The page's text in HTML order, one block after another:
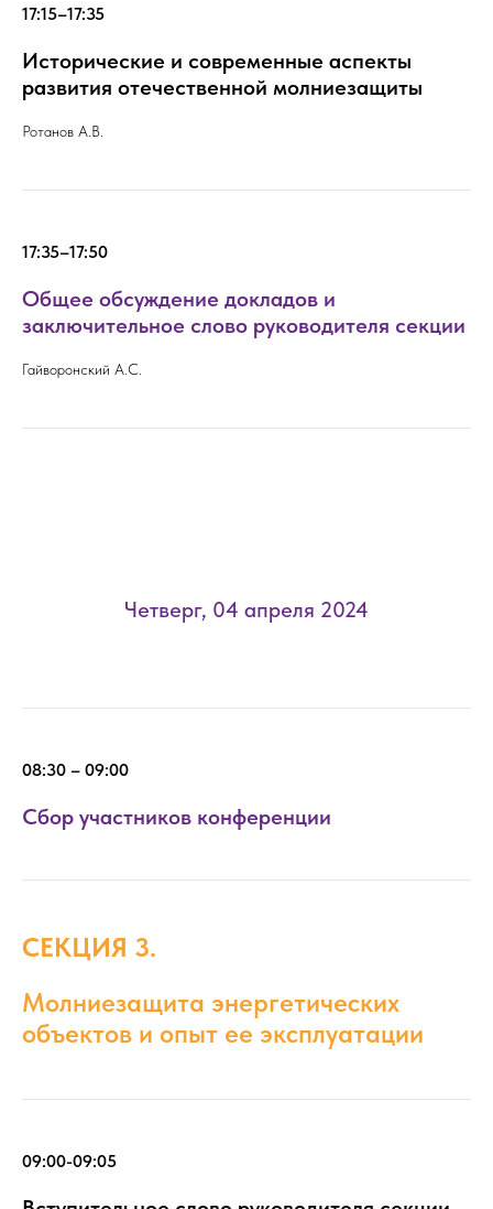
17:15–17:35
Исторические и современные аспекты
развития отечественной молниезащиты
Ротанов А.В.
17:35–17:50
Общее обсуждение докладов и
заключительное слово руководителя секции
Гайворонский А.С.
Четверг, 04 апреля 2024
08:30 – 09:00
Сбор участников конференции
СЕКЦИЯ 3.
Молниезащита энергетических
объектов и опыт ее эксплуатации
09:00-09:05